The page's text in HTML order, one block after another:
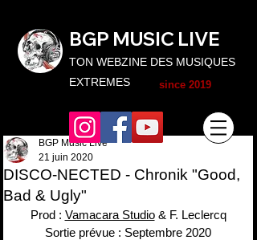
TON WEBZINE DES MUSIQUES
EXTREMES
BGP MUSIC LIVE
since 2019
DISCO-NECTED - Chronik "Good,
Bad & Ugly"
BGP Music Live
21 juin 2020
Prod : Vamacara Studio & F. Leclercq
Sortie prévue : Septembre 2020